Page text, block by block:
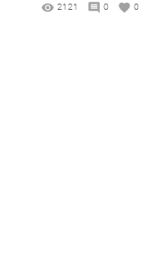
2121 0 0